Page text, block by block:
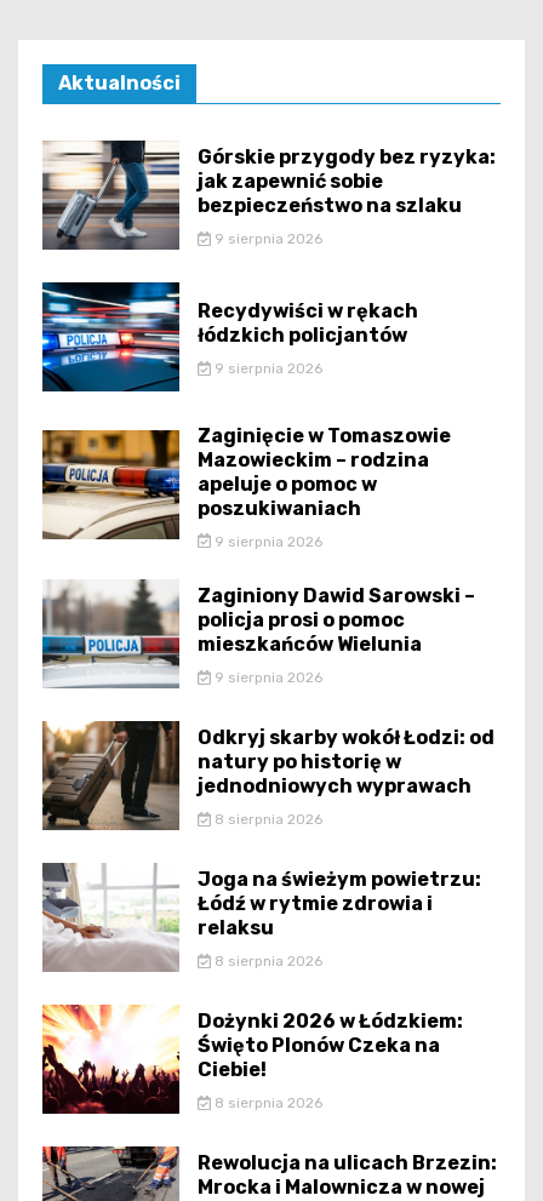
Aktualności
Górskie przygody bez ryzyka:
jak zapewnić sobie
bezpieczeństwo na szlaku
9 sierpnia 2026
Recydywiści w rękach
łódzkich policjantów
9 sierpnia 2026
Zaginięcie w Tomaszowie
Mazowieckim – rodzina
apeluje o pomoc w
poszukiwaniach
9 sierpnia 2026
Zaginiony Dawid Sarowski –
policja prosi o pomoc
mieszkańców Wielunia
9 sierpnia 2026
Odkryj skarby wokół Łodzi: od
natury po historię w
jednodniowych wyprawach
8 sierpnia 2026
Joga na świeżym powietrzu:
Łódź w rytmie zdrowia i
relaksu
8 sierpnia 2026
Dożynki 2026 w Łódzkiem:
Święto Plonów Czeka na
Ciebie!
8 sierpnia 2026
Rewolucja na ulicach Brzezin:
Mrocka i Malownicza w nowej